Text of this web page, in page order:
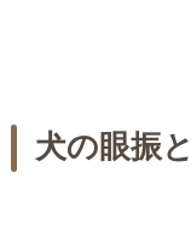
犬の眼振